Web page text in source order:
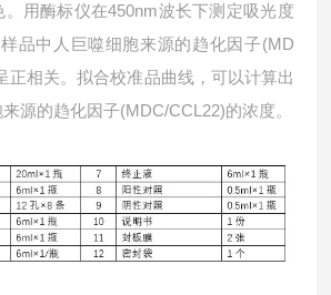
用酶标仪在450nm波长下测定吸光度
品中 人巨噬细胞来源的趋化因子(MD
正相关。拟合校准品曲线，可以计算出
来源的趋化因子(MDC/CCL22)的浓度。